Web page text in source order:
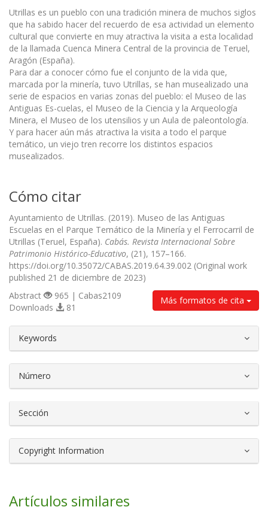
Utrillas es un pueblo con una tradición minera de muchos siglos
que ha sabido hacer del recuerdo de esa actividad un elemento
cultural que convierte en muy atractiva la visita a esta localidad
de la llamada Cuenca Minera Central de la provincia de Teruel,
Aragón (España).
Para dar a conocer cómo fue el conjunto de la vida que,
marcada por la minería, tuvo Utrillas, se han musealizado una
serie de espacios en varias zonas del pueblo: el Museo de las
Antiguas Es-cuelas, el Museo de la Ciencia y la Arqueología
Minera, el Museo de los utensilios y un Aula de paleontología.
Y para hacer aún más atractiva la visita a todo el parque
temático, un viejo tren recorre los distintos espacios
musealizados.
Cómo citar
Ayuntamiento de Utrillas. (2019). Museo de las Antiguas
Escuelas en el Parque Temático de la Minería y el Ferrocarril de
Utrillas (Teruel, España). Cabás. Revista Internacional Sobre
Patrimonio Histórico-Educativo, (21), 157–166.
https://doi.org/10.35072/CABAS.2019.64.39.002 (Original work
published 21 de diciembre de 2023)
Más formatos de cita
Abstract
965 | Cabas2109
Downloads
81
Keywords
Número
Sección
Copyright Information
Artículos similares